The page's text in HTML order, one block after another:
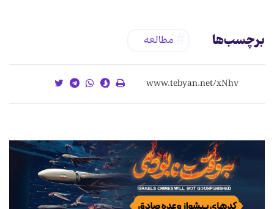
برچسب‌ها مطالعه